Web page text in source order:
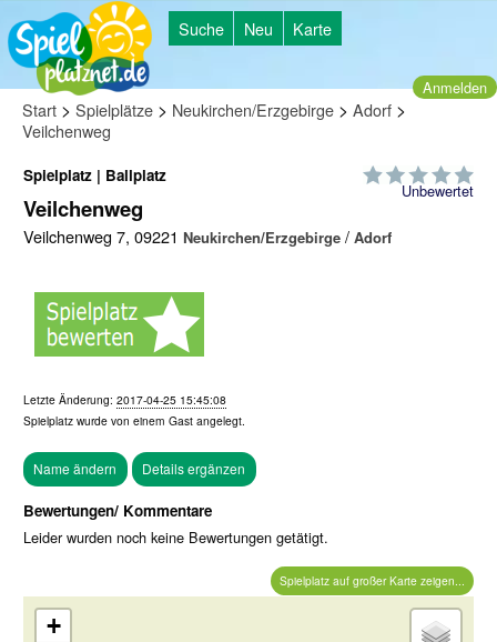
Suche Neu Karte
Anmelden
Start > Spielplätze > Neukirchen/Erzgebirge > Adorf >
Veilchenweg
Unbewertet
Spielplatz | Ballplatz
Veilchenweg
Veilchenweg 7, 09221 Neukirchen/Erzgebirge / Adorf
Letzte Änderung: 2017-04-25 15:45:08
Spielplatz wurde von einem Gast angelegt.
Bewertungen/ Kommentare
Leider wurden noch keine Bewertungen getätigt.
Spielplatz auf großer Karte zeigen...
+